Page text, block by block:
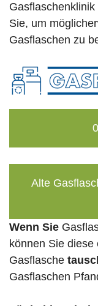
Sie, um
Gasflaschen zu
Alte
Wenn Sie
können Sie
Gasflasche
Gasflaschen